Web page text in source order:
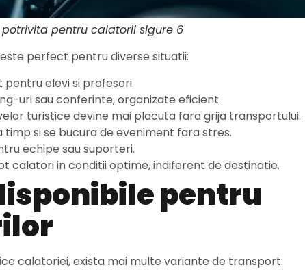
pentru calatorii sigure 6
este perfect pentru diverse situatii:
pentru elevi si profesori.
uri sau conferinte, organizate eficient.
turistice devine mai placuta fara grija transportului.
timp si se bucura de eveniment fara stres.
echipe sau suporteri.
calatori in conditii optime, indiferent de destinatie.
pentru
calatoriei, exista mai multe variante de transport: